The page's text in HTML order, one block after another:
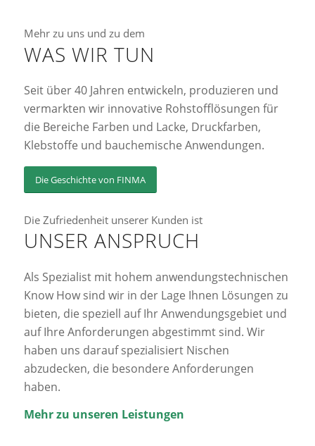
Mehr zu uns und zu dem
WAS WIR TUN
Seit über 40 Jahren entwickeln, produzieren und
vermarkten wir innovative Rohstofflösungen für
die Bereiche Farben und Lacke, Druckfarben,
Klebstoffe und bauchemische Anwendungen.
Die Geschichte von FINMA
Die Zufriedenheit unserer Kunden ist
UNSER ANSPRUCH
Als Spezialist mit hohem anwendungstechnischen
Know How sind wir in der Lage Ihnen Lösungen zu
bieten, die speziell auf Ihr Anwendungsgebiet und
auf Ihre Anforderungen abgestimmt sind. Wir
haben uns darauf spezialisiert Nischen
abzudecken, die besondere Anforderungen
haben.
Mehr zu unseren Leistungen